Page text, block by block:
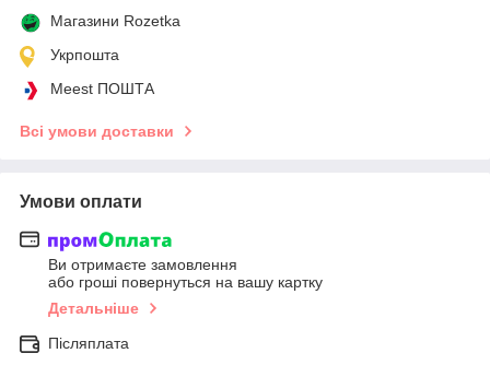
Магазини Rozetka
Укрпошта
Meest ПОШТА
Всі умови доставки
Умови оплати
Ви отримаєте замовлення
або гроші повернуться на вашу картку
Детальніше
Післяплата